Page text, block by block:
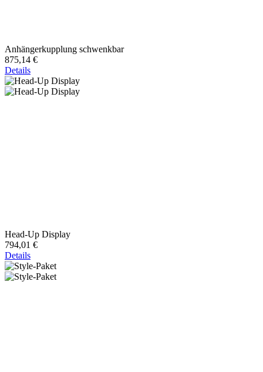
Anhängerkupplung schwenkbar
875,14 €
Details
Head-Up Display
794,01 €
Details